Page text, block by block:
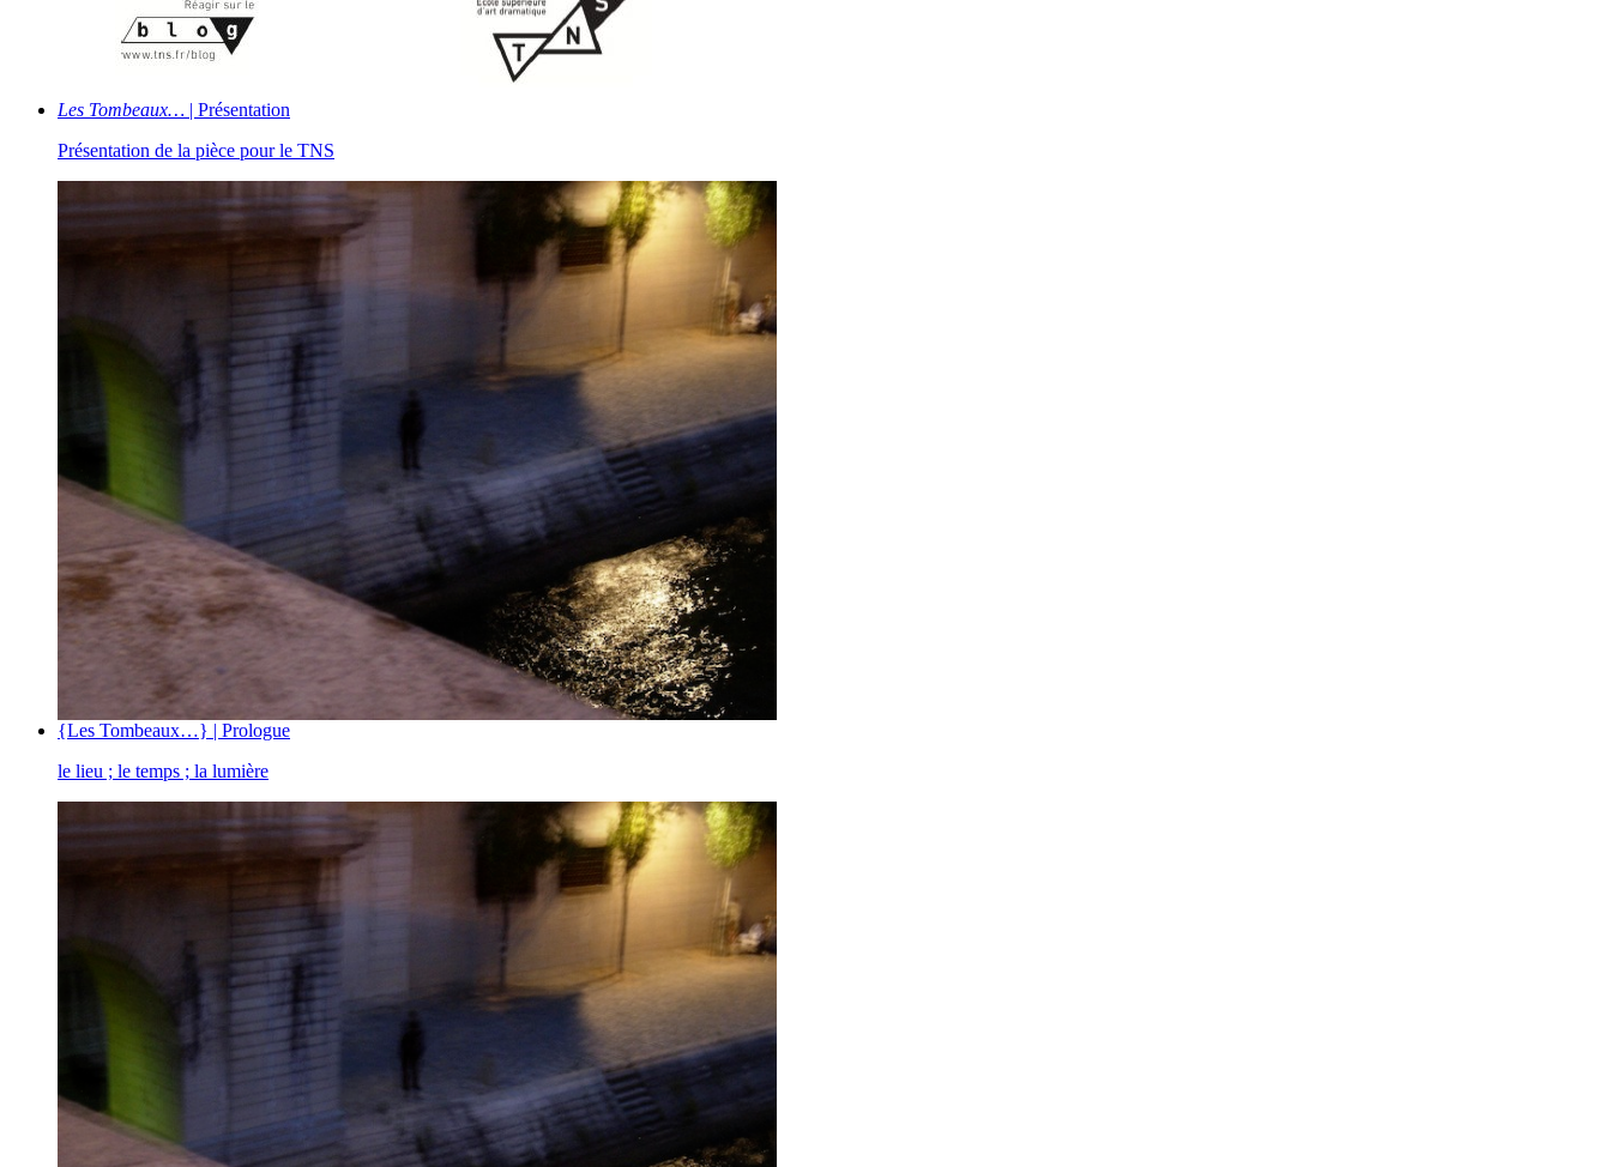
Les Tombeaux… | Présentation
Présentation de la pièce pour le TNS
{Les Tombeaux…} | Prologue
le lieu ; le temps ; la lumière